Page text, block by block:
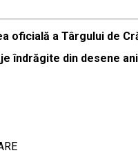
oficială a Târgului de
îndrăgite din desene